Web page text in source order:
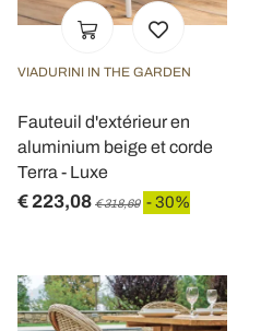
VIADURINI IN THE GARDEN
Fauteuil d'extérieur en
aluminium beige et corde
Terra - Luxe
€ 223,08 € 318,69 - 30%